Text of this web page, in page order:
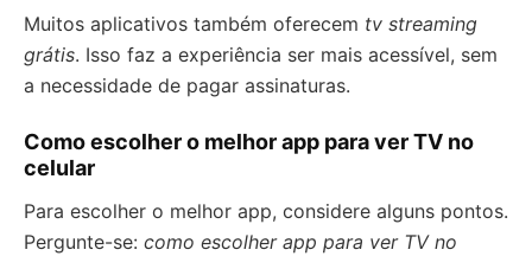
Muitos aplicativos também oferecem tv streaming
grátis. Isso faz a experiência ser mais acessível, sem
a necessidade de pagar assinaturas.
Como escolher o melhor app para ver TV no
celular
Para escolher o melhor app, considere alguns pontos.
Pergunte-se: como escolher app para ver TV no